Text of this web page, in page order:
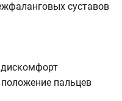
суставов
положение пальцев